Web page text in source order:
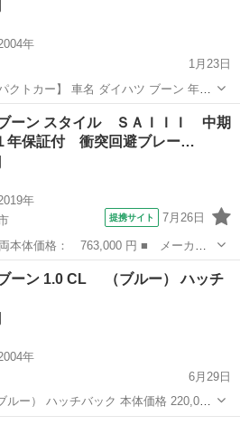
年
1月23日
イハツ ブーン 年式
行距離は伸びます。 車検 平成30年10月27日まで ...
ブーン コンパクトカー
ーン スタイル ＳＡＩＩＩ 中期
年保証付 衝突回避ブレー…
年
提携サイト 7月26日
ブーン ■ グレード名： スタイル
保証付 衝突回避ブレーキ ＬＥＤヘ
ーン 1.0 CL （ブルー） ハッチ
年
6月29日
チバック 本体価格 220,000